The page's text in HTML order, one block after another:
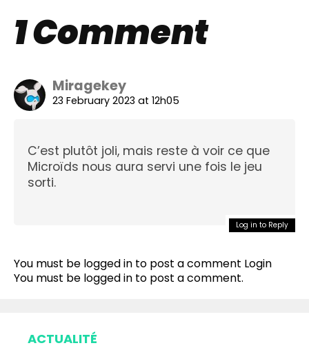
1 Comment
Miragekey
23 February 2023 at 12h05
C’est plutôt joli, mais reste à voir ce que
Microïds nous aura servi une fois le jeu
sorti.
Log in to Reply
You must be logged in to post a comment Login
You must be logged in to post a comment.
ACTUALITÉ